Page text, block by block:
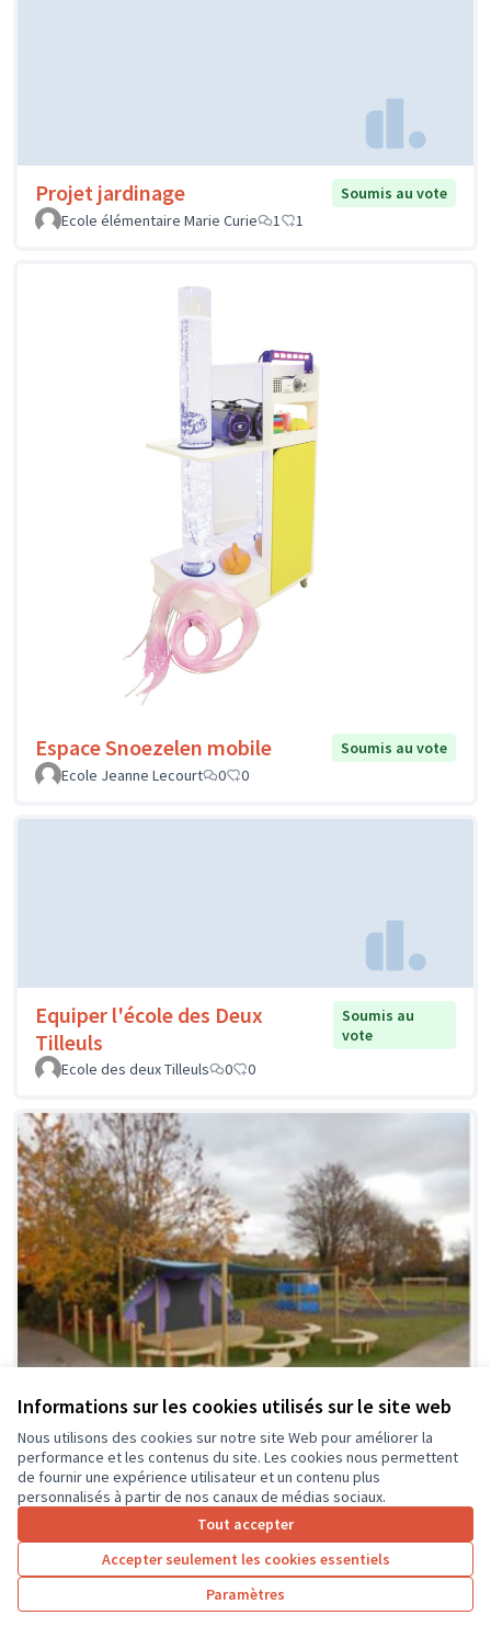
Informations sur les cookies utilisés sur le site web
Nous utilisons des cookies sur notre site Web pour améliorer la
performance et les contenus du site. Les cookies nous permettent
de fournir une expérience utilisateur et un contenu plus
personnalisés à partir de nos canaux de médias sociaux.
Tout accepter
Accepter seulement les cookies essentiels
Paramètres
Projet jardinage
Soumis au vote
Ecole élémentaire Marie Curie
1 1
Espace Snoezelen mobile
Soumis au vote
Ecole Jeanne Lecourt
0 0
Equiper l'école des Deux
Tilleuls
Soumis au
vote
Ecole des deux Tilleuls
0 0
La classe en dehors des murs
Soumis au vote
0 0